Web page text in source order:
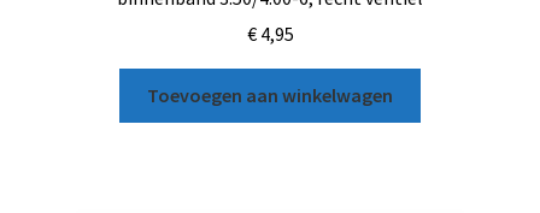
€4,95
Toevoegen aan winkelwagen